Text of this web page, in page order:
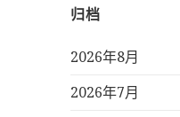
归档
2026年8月
2026年7月